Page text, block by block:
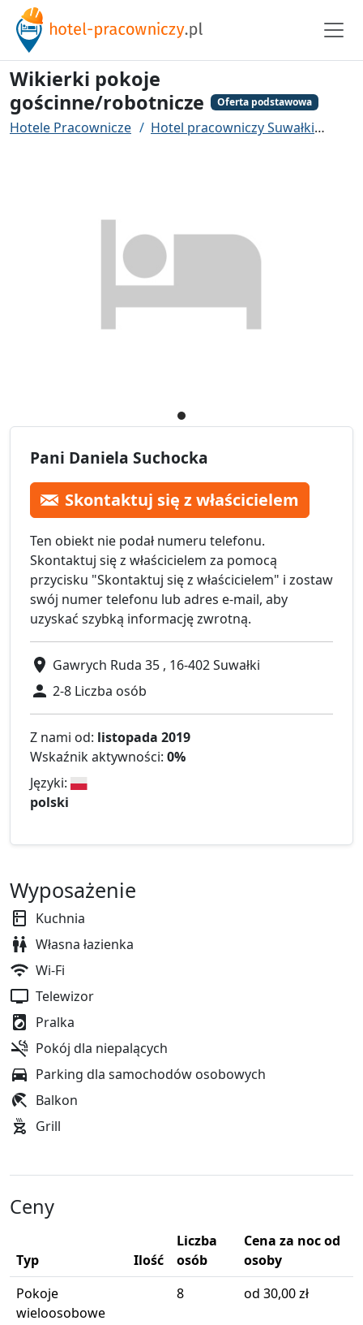
Wikierki pokoje
gościnne/robotnicze
Oferta podstawowa
Hotele Pracownicze Hotel pracowniczy Suwałki
Pani Daniela Suchocka
Skontaktuj się z właścicielem
Ten obiekt nie podał numeru telefonu.
Skontaktuj się z właścicielem za pomocą
przycisku "Skontaktuj się z właścicielem" i zostaw
swój numer telefonu lub adres e-mail, aby
uzyskać szybką informację zwrotną.
Gawrych Ruda 35 , 16-402 Suwałki
2-8 Liczba osób
Z nami od: listopada 2019
Wskaźnik aktywności: 0%
Języki:
polski
Wyposażenie
Kuchnia
Własna łazienka
Wi-Fi
Telewizor
Pralka
Pokój dla niepalących
Parking dla samochodów osobowych
Balkon
Grill
Ceny
Typ Ilość
Liczba
osób
Cena za noc od
osoby
Pokoje
wieloosobowe
8 od 30,00 zł